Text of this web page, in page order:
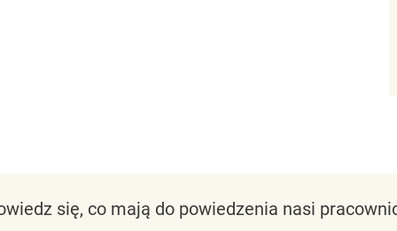
się, co mają do powiedzenia nasi